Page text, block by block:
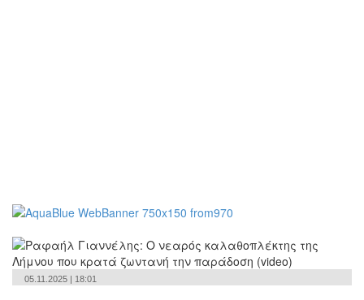
05.11.2025 | 18:01